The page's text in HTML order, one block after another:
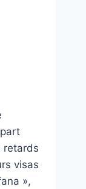
retards
visas
»,